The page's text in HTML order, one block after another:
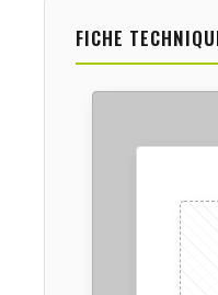
FICHE